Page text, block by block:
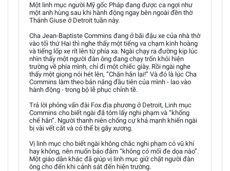
Một linh mục người Mỹ gốc Pháp đang được ca ngợi như
một anh hùng sau khi hành động ngay bên ngoài đền thờ
Thánh Giuse ở Detroit tuần này.
Cha Jean-Baptiste Commins đang ở bãi đậu xe của nhà thờ
vào tối thứ Hai thì nghe thấy một tiếng va chạm kinh hoàng
và tiếng lốp xe rít lên từ phía xa. Ngài chạy ra đường kịp lúc
nhìn thấy một người đàn ông đang chạy trốn khỏi hiện
trường về phía mình, chỉ đi một chiếc giày. Rồi ngài nghe
thấy một giọng nói hét lên, “Chặn hắn lại!” Và đó là lúc Cha
Commins làm theo bản năng đầu tiên của mình - lao vào
hành động - trong bộ lễ phục chỉnh tề.
Trả lời phỏng vấn đài Fox địa phương ở Detroit, Linh mục
Commins cho biết ngài đã tóm lấy nghi phạm và “khống
chế hắn”. Người thanh niên chống cự khá mạnh khiến ngài
bị vài vết cắt và có thể bị gãy xương.
Vị linh mục cho biết ngài không chắc nghi phạm có vũ khí
hay không, nên muốn bảo đảm “không có mối đe dọa nào”.
Một giáo dân khác đã giúp vị linh mục giữ chặt người đàn
ông cho đến khi cảnh sát đến hiện trường.